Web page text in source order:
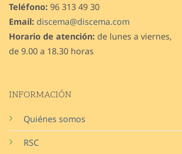
INFORMACIÓN
Quiénes somos
RSC
Teléfono: 96 313 49 30
Email: discema@discema.com
Horario de atención: de lunes a viernes,
de 9.00 a 18.30 horas